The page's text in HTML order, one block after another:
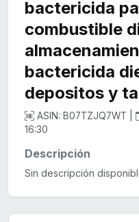
bactericida
combustible
bactericida
depositos y
ASIN: B07TZJQ7WT |
16:30
Descripción
Sin descripción